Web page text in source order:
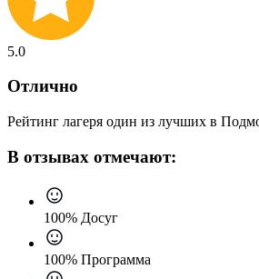
5.0
Отлично
Рейтинг лагеря один из лучших в
В отзывах отмечают:
100% Досуг
100% Программа